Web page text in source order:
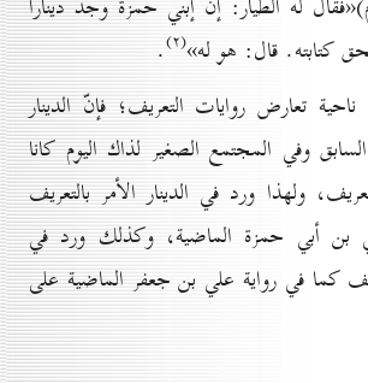
كتابته. قال: هو له»(۲) .
تعارض روايات التعريف؛ فإنّ الدينار
وفي المجتمع الصغير لذاك اليوم كانا
ولهذا ورد في الدينار الأمر بالتعريف
بن أبي حمزة الماضية، وكذلك ورد في
كما في رواية علي بن جعفر الماضية على